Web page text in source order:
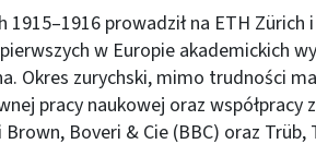
1915–1916 prowadził na ETH
w Europie akademickich
Okres zurychski, mimo trudności
pracy naukowej oraz współpracy
Boveri & Cie (BBC) oraz Trüb,